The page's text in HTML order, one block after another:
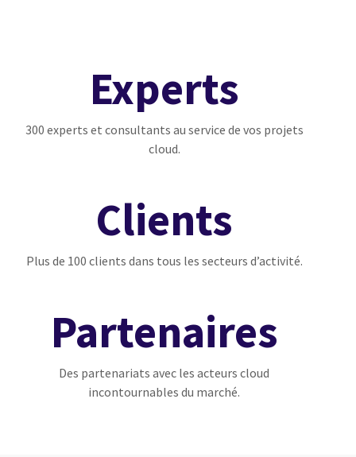
Experts
300 experts et consultants au service de vos projets
cloud.
Clients
Plus de 100 clients dans tous les secteurs d’activité.
Partenaires
Des partenariats avec les acteurs cloud
incontournables du marché.